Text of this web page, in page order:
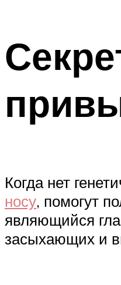
Когда нет
носу, помогут
являющийся
засыхающих и